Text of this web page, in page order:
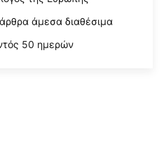
άμεσα διαθέσιμα
50 ημερών